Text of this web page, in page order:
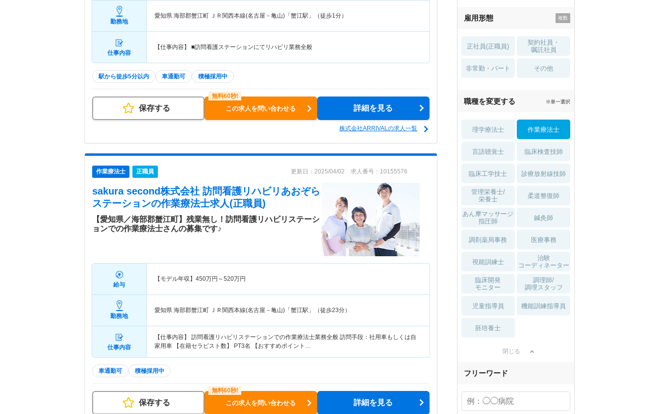
勤務地
愛知県 海部郡蟹江町 ＪＲ関西本線(名古屋－亀山)「蟹江駅」（徒歩1分）
仕事内容
【仕事内容】 ■訪問看護ステーションにてリハビリ業務全般
駅から徒歩5分以内 車通勤可 積極採用中
保存する この求人を問い合わせる 詳細を見る
株式会社ARRIVALの求人一覧
作業療法士 正職員 更新日：2025/04/02 求人番号：10155576
sakura second株式会社 訪問看護リハビリあおぞら
ステーションの作業療法士求人(正職員)
【愛知県／海部郡蟹江町】残業無し！訪問看護リハビリステーシ
ョンでの作業療法士さんの募集です♪
給与
【モデル年収】 450万円～520万円
勤務地
愛知県 海部郡蟹江町 ＪＲ関西本線(名古屋－亀山)「蟹江駅」（徒歩23分）
仕事内容
【仕事内容】 訪問看護リハビリステーションでの作業療法士業務全般 訪問手段：社用車もしくは自
家用車 【在籍セラピスト数】 PT3名 【おすすめポイント…
車通勤可 積極採用中
保存する この求人を問い合わせる 詳細を見る
住宅手当・補助
土日祝休 無資格 OK
積極採用中 WEB面接OK
雇用形態
正社員(正職員)
契約社員・
嘱託社員
非常勤・パート その他
職種を変更する ※単一選択
理学療法士 作業療法士
言語聴覚士 臨床検査技師
臨床工学技士 診療放射線技師
管理栄養士/
栄養士
柔道整復師
あん摩マッサージ
指圧師
鍼灸師
調剤薬局事務 医療事務
視能訓練士
治験
コーディネーター
臨床開発
モニター
調理師/
調理スタッフ
児童指導員 機能訓練指導員
胚培養士
閉じる
フリーワード